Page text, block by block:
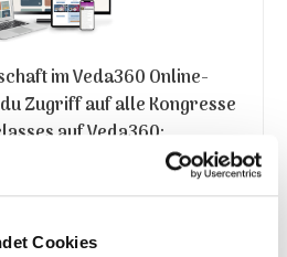
Cookies
im Veda360 Online-
Zugriff aufalle Kongresse
auf Veda360:
Naturheilkunde,